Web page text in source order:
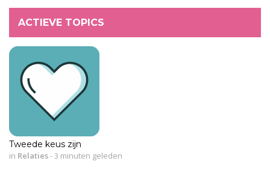
ACTIEVE TOPICS
Tweede keus zijn
in Relaties-3 minuten geleden